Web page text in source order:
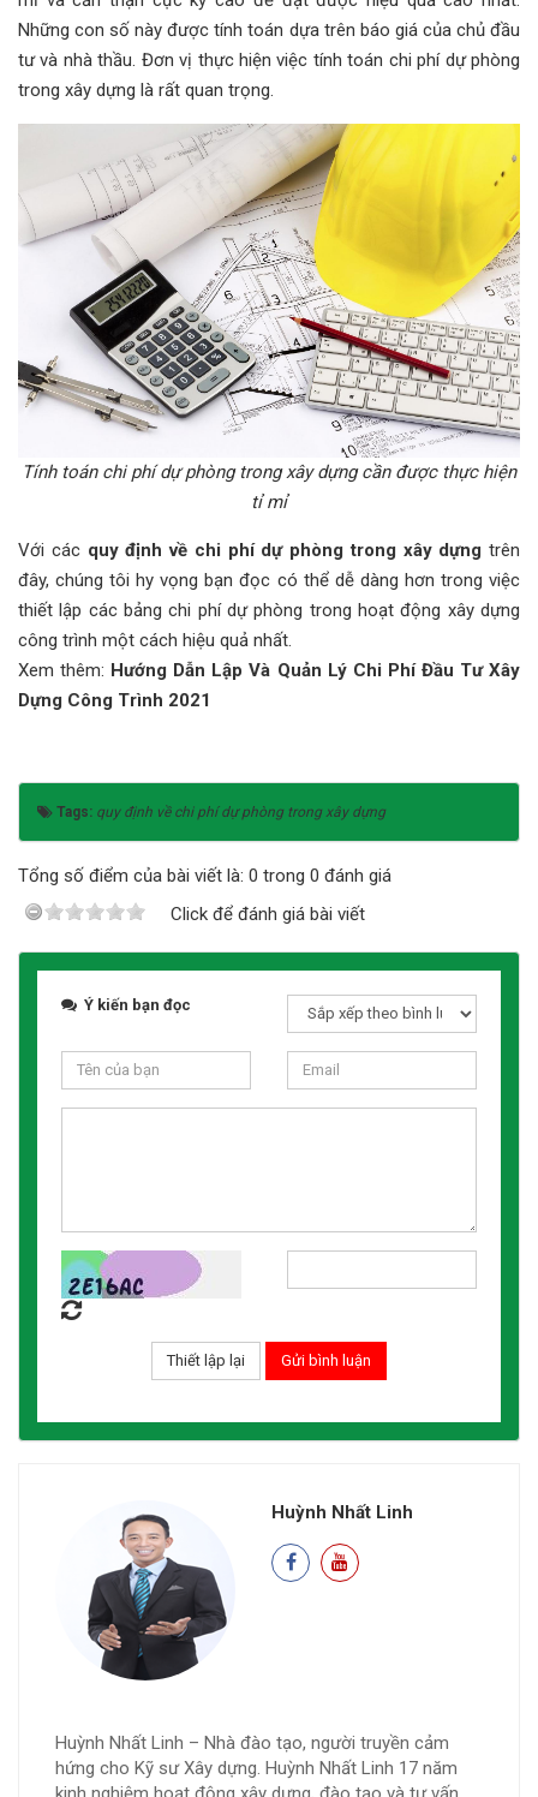
Những con số này được tính toán dựa trên báo giá của chủ đầu
tư và nhà thầu. Đơn vị thực hiện việc tính toán chi phí dự phòng
trong xây dựng là rất quan trọng.
Tính toán chi phí dự phòng trong xây dựng cần được thực hiện
tỉ mỉ
Với các quy định về chi phí dự phòng trong xây dựng trên
đây, chúng tôi hy vọng bạn đọc có thể dễ dàng hơn trong việc
thiết lập các bảng chi phí dự phòng trong hoạt động xây dựng
công trình một cách hiệu quả nhất.
Xem thêm: Hướng Dẫn Lập Và Quản Lý Chi Phí Đầu Tư Xây
Dựng Công Trình 2021
Tags: quy định về chi phí dự phòng trong xây dựng
Tổng số điểm của bài viết là: 0 trong 0 đánh giá
Click để đánh giá bài viết
Ý kiến bạn đọc
Huỳnh Nhất Linh
Huỳnh Nhất Linh – Nhà đào tạo, người truyền cảm
hứng cho Kỹ sư Xây dựng. Huỳnh Nhất Linh 17 năm